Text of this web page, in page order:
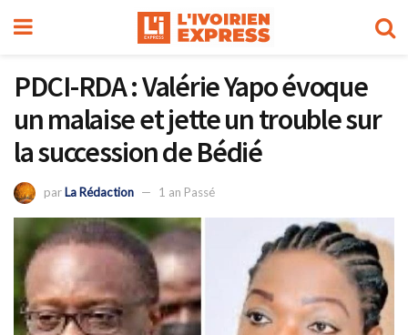
PDCI-RDA : Valérie Yapo évoque
un malaise et jette un trouble sur
la succession de Bédié
parLa Rédaction 1 an Passé